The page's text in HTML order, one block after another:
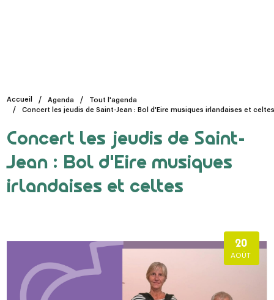
Accueil Agenda
Tout l'agenda
Concert les jeudis de Saint-Jean : Bol d'Eire musiques irlandaises et celtes
Concert les jeudis de Saint-
Jean : Bol d'Eire musiques
irlandaises et celtes
20
AOÛT